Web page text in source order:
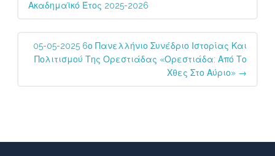
Ακαδημαϊκό Έτος 2025-2026
05-05-2025 6ο Πανελλήνιο Συνέδριο Ιστορίας Και
Πολιτισμού Της Ορεστιάδας «Ορεστιάδα: Από Το
Χθες Στο Αύριο» →